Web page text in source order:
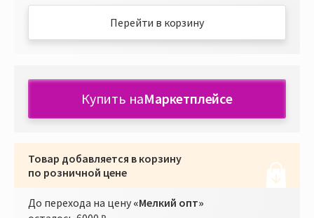
Перейти в корзину
Купить наМаркетплейсе
Товар добавляется в корзину
по розничной цене
До перехода на цену «Мелкий опт»